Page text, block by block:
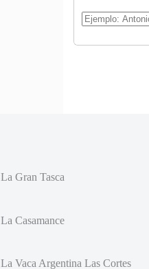
La Gran Tasca
La Casamance
La Vaca Argentina Las Cortes